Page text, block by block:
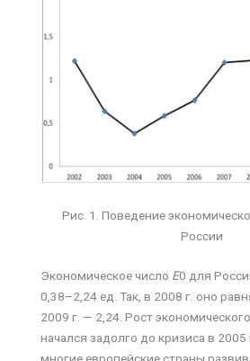
Рис. 1. Поведение
России
Экономическое число Е0 для
0,38–2,24 ед. Так, в 2008 г. оно
2009 г. — 2,24. Рост
начался задолго до кризиса в 2005